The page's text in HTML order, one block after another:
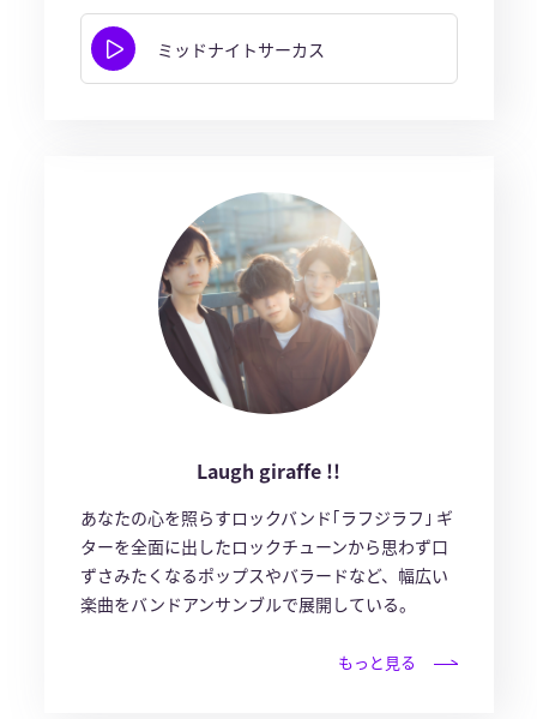
ミッドナイトサーカス
Laugh giraffe !!
あなたの心を照らすロックバンド｢ラフジラフ｣ ギ
ターを全面に出したロックチューンから思わず口
ずさみたくなるポップスやバラードなど、幅広い
楽曲をバンドアンサンブルで展開している。
もっと見る